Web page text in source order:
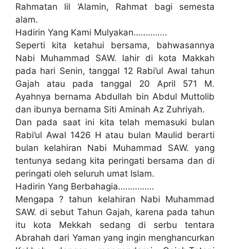
Rahmatan lil ‘Alamin, Rahmat bagi semesta
alam.
Hadirin Yang Kami Mulyakan…………..
Seperti kita ketahui bersama, bahwasannya
Nabi Muhammad SAW. lahir di kota Makkah
pada hari Senin, tanggal 12 Rabi’ul Awal tahun
Gajah atau pada tanggal 20 April 571 M.
Ayahnya bernama Abdullah bin Abdul Muttolib
dan ibunya bernama Siti Aminah Az Zuhriyah.
Dan pada saat ini kita telah memasuki bulan
Rabi’ul Awal 1426 H atau bulan Maulid berarti
bulan kelahiran Nabi Muhammad SAW. yang
tentunya sedang kita peringati bersama dan di
peringati oleh seluruh umat Islam.
Hadirin Yang Berbahagia……………
Mengapa ? tahun kelahiran Nabi Muhammad
SAW. di sebut Tahun Gajah, karena pada tahun
itu kota Mekkah sedang di serbu tentara
Abrahah dari Yaman yang ingin menghancurkan